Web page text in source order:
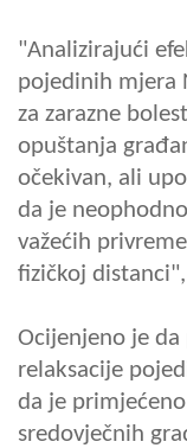
"Analizirajući
pojedinih mjera
za zarazne
opuštanja
očekivan, ali
da je
važećih
fizičkoj
Ocijenjeno je da
relaksacije
da je
sredovječnih